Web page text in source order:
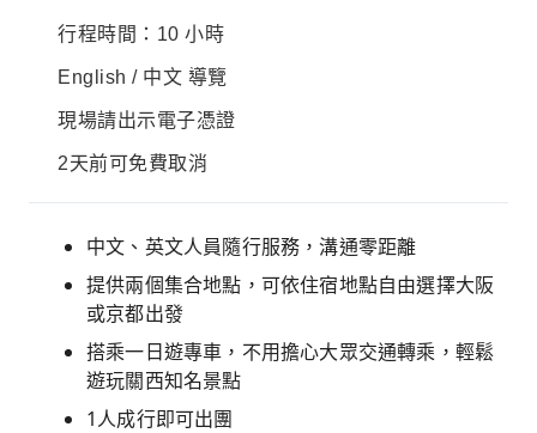
行程時間：10 小時
English / 中文 導覽
現場請出示電子憑證
2天前可免費取消
中文、英文人員隨行服務，溝通零距離
提供兩個集合地點，可依住宿地點自由選擇大阪
或京都出發
搭乘一日遊專車，不用擔心大眾交通轉乘，輕鬆
遊玩關西知名景點
1人成行即可出團